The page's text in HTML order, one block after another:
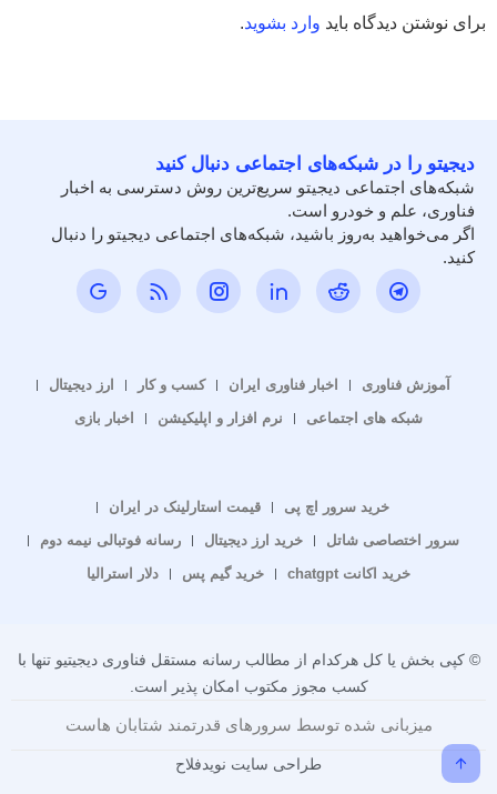
برای نوشتن دیدگاه باید وارد بشوید.
دیجیتو را در شبکه‌های اجتماعی دنبال کنید
شبکه‌های اجتماعی دیجیتو سریع‌ترین روش دسترسی به اخبار
فناوری، علم و خودرو است.
اگر می‌خواهید به‌روز باشید، شبکه‌های اجتماعی دیجیتو را دنبال
کنید.
آموزش فناوری اخبار فناوری ایران کسب و کار
ارز دیجیتال
شبکه های اجتماعی
نرم افزار و اپلیکیشن اخبار بازی
خرید سرور اچ پی
قیمت استارلینک در ایران
سرور اختصاصی شاتل
خرید ارز دیجیتال
رسانه فوتبالی نیمه دوم
خرید اکانت chatgpt
خرید گیم پس دلار استرالیا
© کپی بخش یا کل هرکدام از مطالب رسانه مستقل فناوری دیجیتیو تنها با
کسب مجوز مکتوب امکان پذیر است.
میزبانی شده توسط سرورهای قدرتمند شتابان هاست
طراحی سایت نویدفلاح